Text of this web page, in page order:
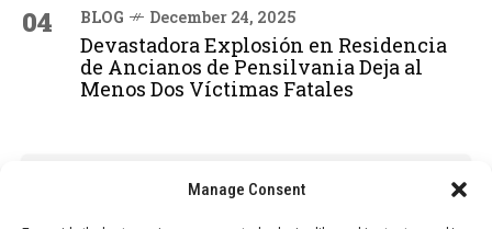
Manage Consent
04 BLOG December 24, 2025
Devastadora Explosión en Residencia
de Ancianos de Pensilvania Deja al
Menos Dos Víctimas Fatales